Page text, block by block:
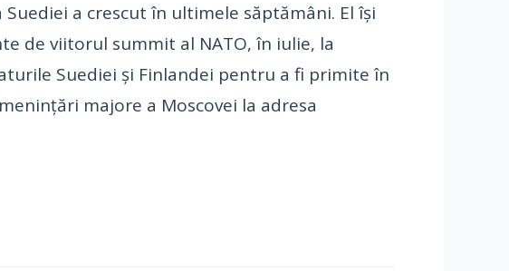
a crescut în ultimele săptămâni. El îşi
de viitorul summit al NATO, în iulie, la
Suediei şi Finlandei pentru a fi primite în
majore a Moscovei la adresa